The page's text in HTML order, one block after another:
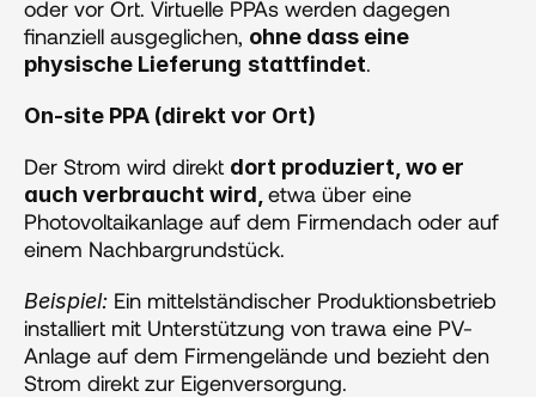
oder vor Ort. Virtuelle PPAs werden dagegen
finanziell ausgeglichen, ohne dass eine
physische Lieferung stattfindet.
On-site PPA (direkt vor Ort)
Der Strom wird direkt dort produziert, wo er
auch verbraucht wird, etwa über eine
Photovoltaikanlage auf dem Firmendach oder auf
einem Nachbargrundstück.
Beispiel: Ein mittelständischer Produktionsbetrieb
installiert mit Unterstützung von trawa eine PV-
Anlage auf dem Firmengelände und bezieht den
Strom direkt zur Eigenversorgung.